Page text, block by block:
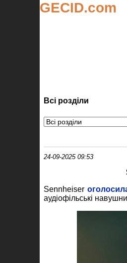
GECID.com
Всі розділи
24-09-2025 09:53
Sennheiser
аудіофільські